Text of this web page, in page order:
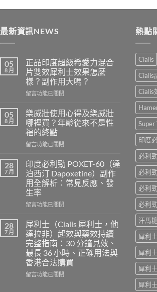
was: is:
最新資訊NEWS
05
8 月
正品印度超級希愛力混合
片雙效犀利士效果怎麼
樣？副作用大嗎？
在
品
印
度
超
級
愛
力
混
合
片
雙
犀
利
士
效
果
怎
麼
留言功能已關閉
05
8 月
樂威壯使用心得及樂威壯
哪裡買？年齡從來不是性
福的終點
在
威
壯
使
用
心
得
樂
威
壯
哪
裡
買？
年
留言功能已關閉
28
7 月
印度必利勁 POXET-60（達
泊西汀 Dapoxetine）副作
用全解析：常見反應、發
生率
在
度
必
利
勁
POXET-
60（達
泊
留言功能已關閉
28
7 月
犀利士（Cialis 犀利士，他
達拉非）起效與藥效持續
完整指南：30 分鐘見效、
最長 36 小時、正確用法與
香港合法購買
在
留言功能已關閉
熱點
Cialis
Cialis
Cialis
Super
印度
必利勁
必利
必利
必利
汗馬
犀利
犀利
犀利
犀利